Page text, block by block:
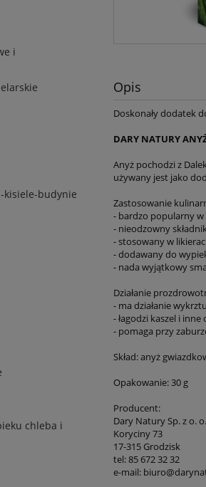
i
kisiele-budynie
chleba i
Opis
Doskonały dodatek
DARY NATURY
Anyż pochodzi z
używany jest jako
Zastosowanie
- bardzo popularny w
- nieodzowny
- stosowany w
- dodawany do
- nada wyjątkowy
Działanie
- ma działanie
- łagodzi kaszel i
- pomaga przy
Skład: anyż
Opakowanie: 30 g
Producent:
Dary Natury Sp. z o. o.
Koryciny 73
17-315 Grodzisk
tel: 85 672 32 32
e-mail: